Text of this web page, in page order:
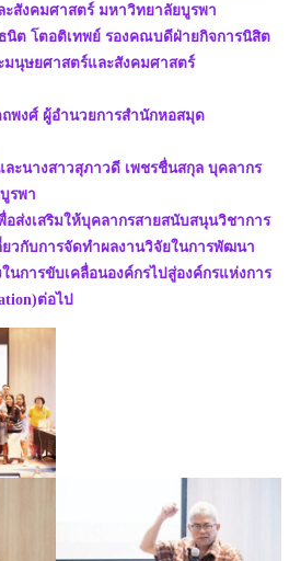
สังคมศาสตร์ มหาวิทยาลัยบูรพา
นิต โตอติเทพย์ รองคณบดีฝ่ายกิจการนิสิต
มนุษยศาสตร์และสังคมศาสตร์
พงศ์ ผู้อำนวยการสำนักหอสมุด
ละนางสาวสุภาวดี เพชรชื่นสกุล บุคลากร
รพา
อส่งเสริมให้บุคลากรสายสนับสนุนวิชาการ
ยวกับการจัดทำผลงานวิจัยในการพัฒนา
นการขับเคลื่อนองค์กรไปสู่องค์กรแห่งการ
ต่อไป